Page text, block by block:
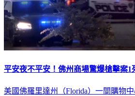
平安夜不平安！佛州商場驚爆槍擊案
美國佛羅里達州（Florida）一間購物